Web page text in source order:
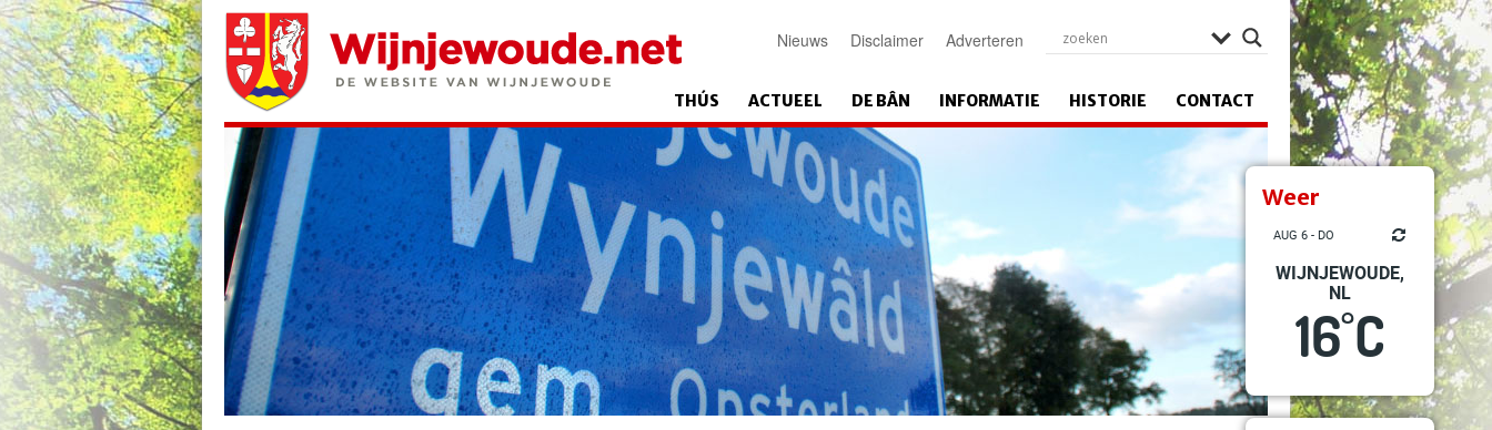
Weer
AUG 6 - DO
WIJNJEWOUDE,
NL
16°C
Nieuws Disclaimer Adverteren
THÚS ACTUEEL DE BÂN INFORMATIE HISTORIE CONTACT